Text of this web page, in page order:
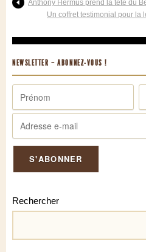
Anthony Hermus prend la tête du
Un coffret testimonial pour la
NEWSLETTER – ABONNEZ-VOUS !
Rechercher